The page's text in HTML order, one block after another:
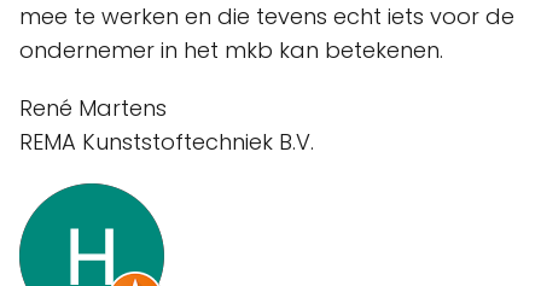
mee te werken en die tevens echt iets voor de
ondernemer in het mkb kan betekenen.
René Martens
REMA Kunststoftechniek B.V.